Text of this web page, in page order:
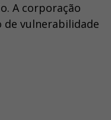
A corporação
vulnerabilidade